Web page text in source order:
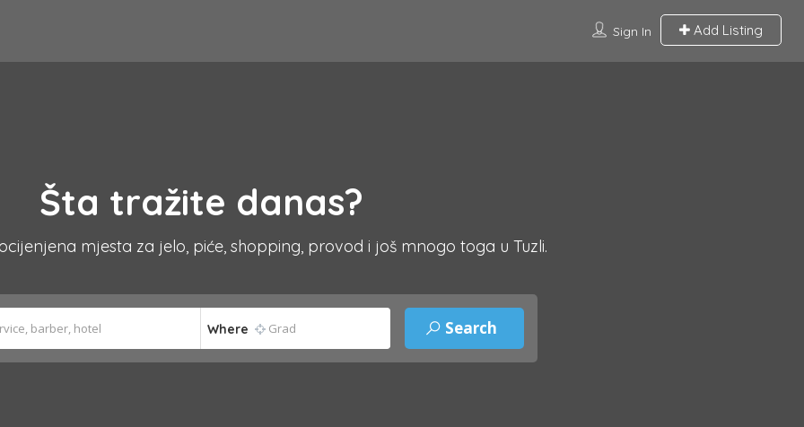
Sign In Add Listing
Šta tražite danas?
mjesta za jelo, piće, shopping, provod i još mnogo toga u Tuzli.
Where